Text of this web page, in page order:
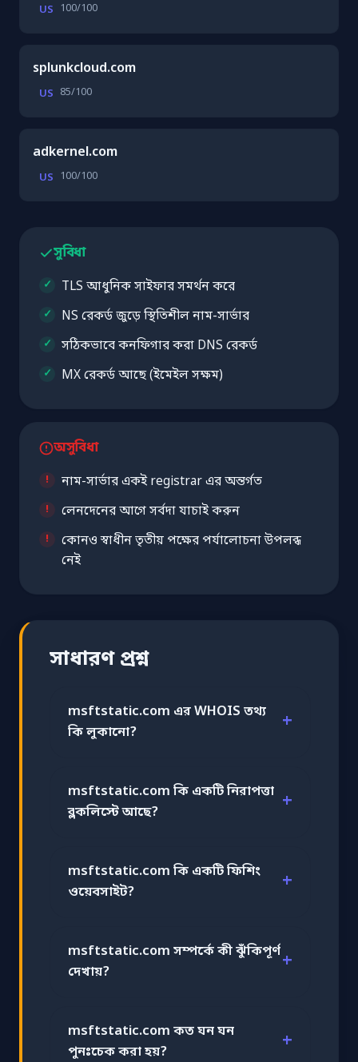
US 100/100
splunkcloud.com
US 85/100
adkernel.com
US 100/100
সুবিধা
TLS আধুনিক সাইফার সমর্থন করে
NS রেকর্ড জুড়ে স্থিতিশীল নাম-সার্ভার
সঠিকভাবে কনফিগার করা DNS রেকর্ড
MX রেকর্ড আছে (ইমেইল সক্ষম)
অসুবিধা
নাম-সার্ভার একই registrar এর অন্তর্গত
লেনদেনের আগে সর্বদা যাচাই করুন
কোনও স্বাধীন তৃতীয় পক্ষের পর্যালোচনা উপলব্ধ
নেই
সাধারণ প্রশ্ন
msftstatic.com এর WHOIS তথ্য
কি লুকানো?
msftstatic.com কি একটি নিরাপত্তা
ব্লকলিস্টে আছে?
msftstatic.com কি একটি ফিশিং
ওয়েবসাইট?
msftstatic.com সম্পর্কে কী ঝুঁকিপূর্ণ
দেখায়?
msftstatic.com কত ঘন ঘন
পুনঃচেক করা হয়?